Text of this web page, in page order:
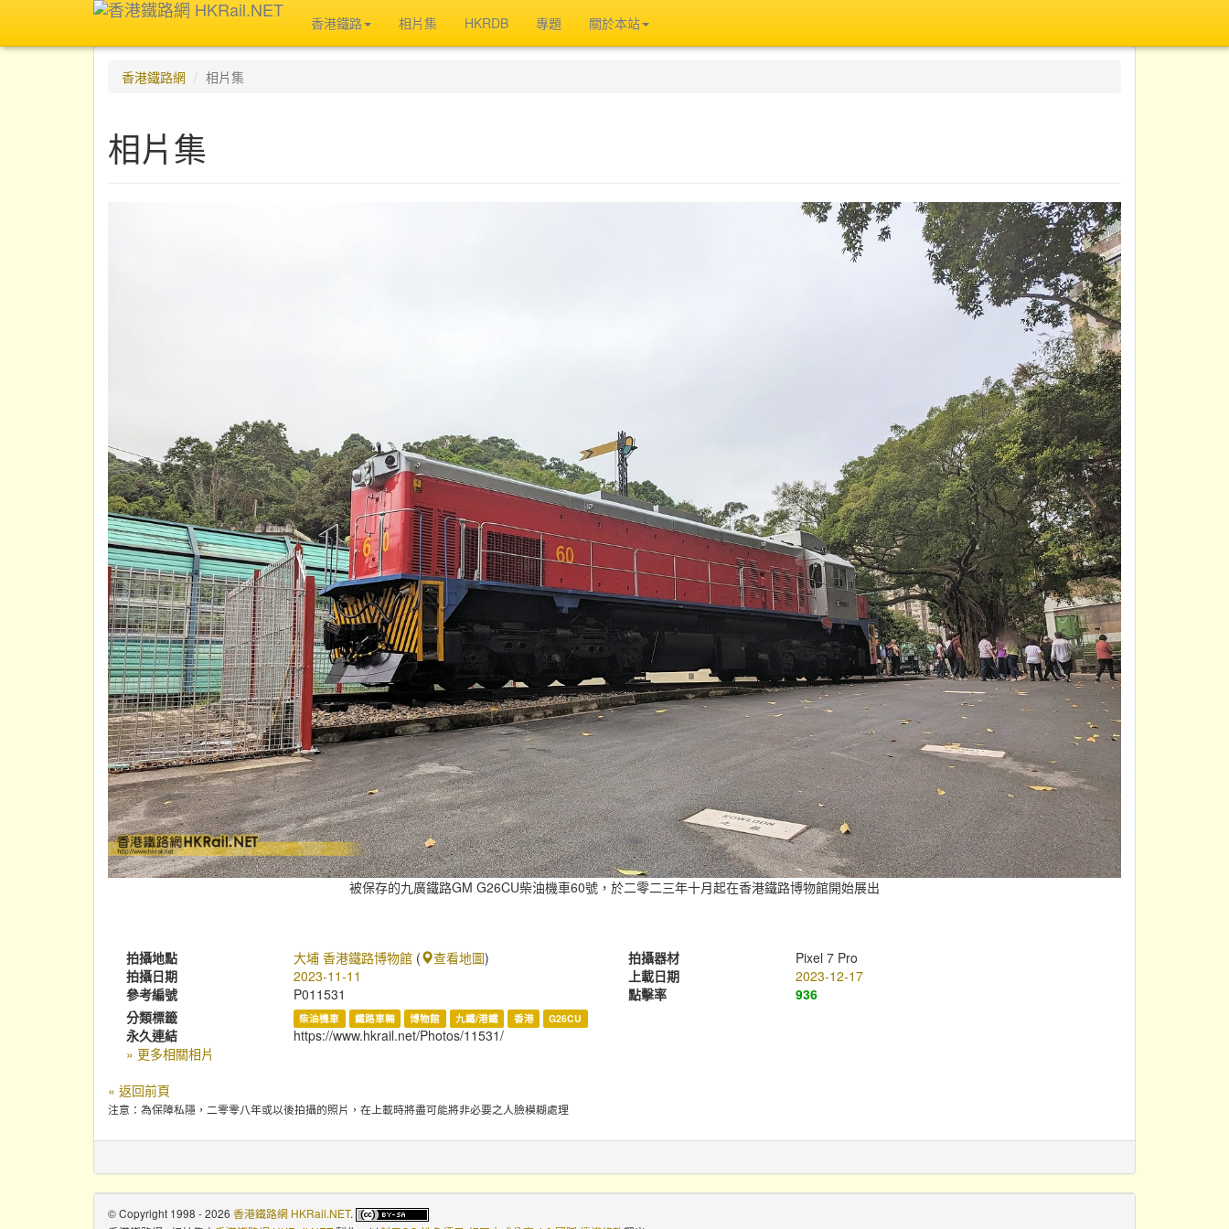
香港鐵路 相片集 HKRDB 專題 關於本站
香港鐵路網 相片集
相片集
被保存的九廣鐵路GM G26CU柴油機車60號，於二零二三年十月起在香港鐵路博物館開始展出
拍攝地點 大埔 香港鐵路博物館 ( 查看地圖) 拍攝器材
Pixel 7 Pro
拍攝日期
2023-11-11 上載日期
2023-12-17
參考編號
P011531 點擊率
936
分類標籤
柴油機車 鐵路車輛 博物館 九鐵/港鐵 香港 G26CU
永久連結
https://www.hkrail.net/Photos/11531/
» 更多相關相片
« 返回前頁
注意：為保障私隱，二零零八年或以後拍攝的照片，在上載時將盡可能將非必要之人臉模糊處理
© Copyright 1998 - 2026 香港鐵路網 HKRail.NET.